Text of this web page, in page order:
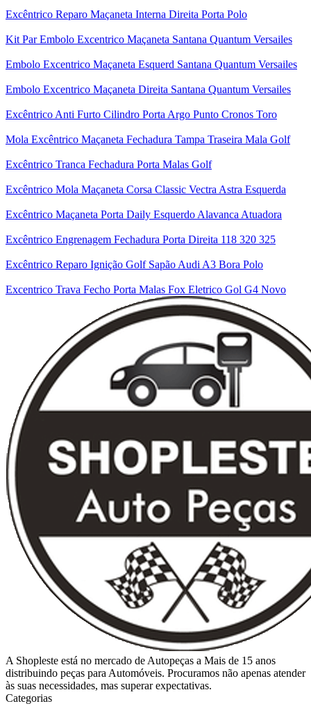
Excêntrico Reparo Maçaneta Interna Direita Porta Polo
Kit Par Embolo Excentrico Maçaneta Santana Quantum Versailes
Embolo Excentrico Maçaneta Esquerd Santana Quantum Versailes
Embolo Excentrico Maçaneta Direita Santana Quantum Versailes
Excêntrico Anti Furto Cilindro Porta Argo Punto Cronos Toro
Mola Excêntrico Maçaneta Fechadura Tampa Traseira Mala Golf
Excêntrico Tranca Fechadura Porta Malas Golf
Excêntrico Mola Maçaneta Corsa Classic Vectra Astra Esquerda
Excêntrico Maçaneta Porta Daily Esquerdo Alavanca Atuadora
Excêntrico Engrenagem Fechadura Porta Direita 118 320 325
Excêntrico Reparo Ignição Golf Sapão Audi A3 Bora Polo
Excentrico Trava Fecho Porta Malas Fox Eletrico Gol G4 Novo
A Shopleste está no mercado de Autopeças a Mais de 15 anos
distribuindo peças para Automóveis. Procuramos não apenas atender
às suas necessidades, mas superar expectativas.
Categorias